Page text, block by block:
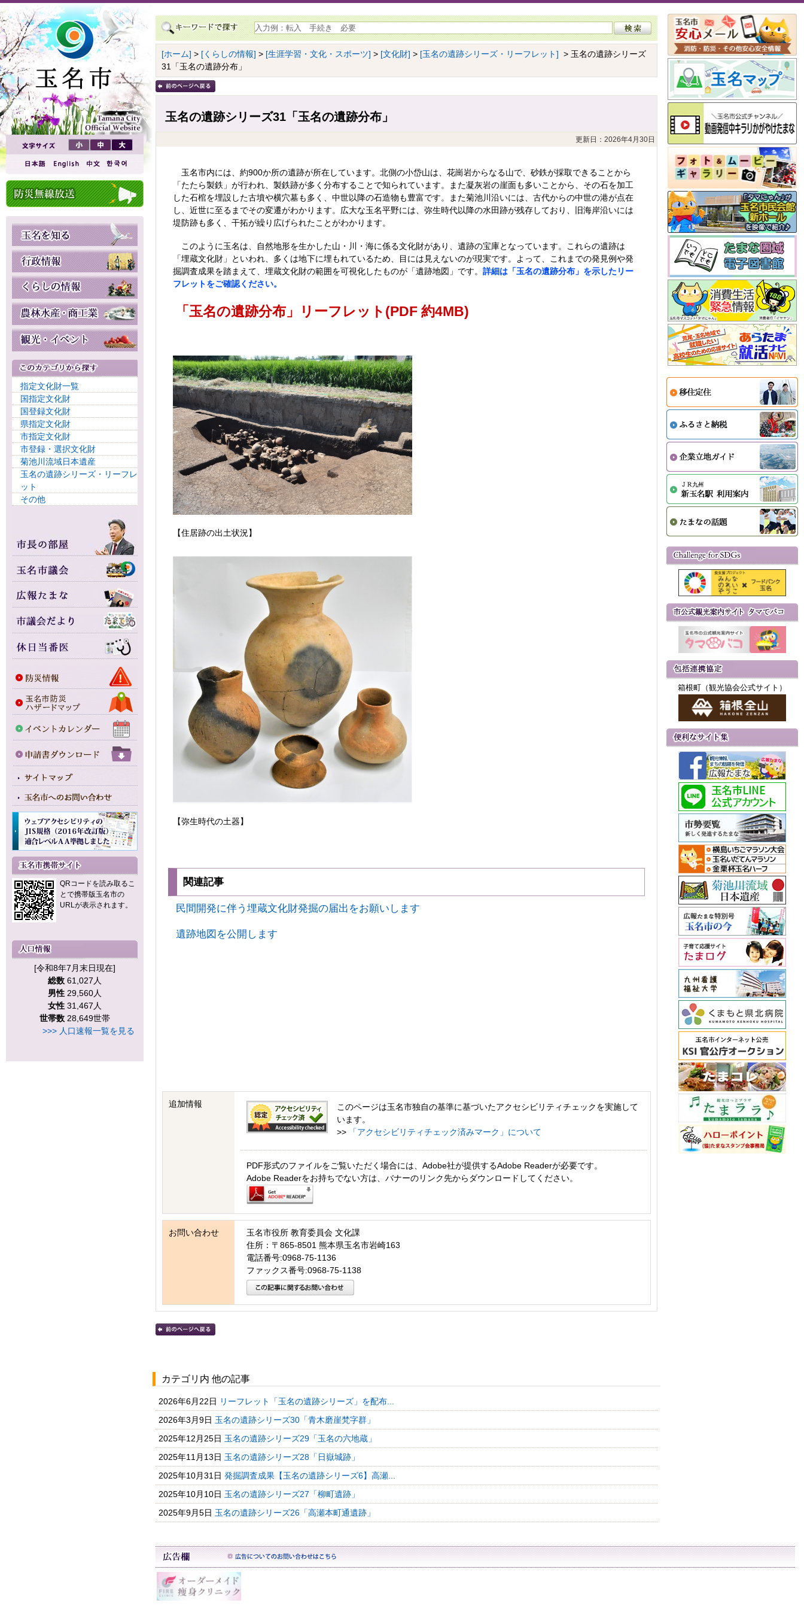
指定文化財一覧
国指定文化財
国登録文化財
県指定文化財
市指定文化財
市登録・選択文化財
菊池川流域日本遺産
玉名の遺跡シリーズ・リーフレ
ット
その他
QRコードを読み取るこ
とで携帯版玉名市の
URLが表示されます。
[令和8年7月末日現在]
総数 61,027人
男性 29,560人
女性 31,467人
世帯数 28,649世帯
>>> 人口速報一覧を見る
[ホーム] > [くらしの情報] > [生涯学習・文化・スポーツ] > [文化財] > [玉名の遺跡シリーズ・リーフレット] > 玉名の遺跡シリーズ
31「玉名の遺跡分布」
玉名の遺跡シリーズ31「玉名の遺跡分布」
更新日：2026年4月30日
玉名市内には、約900か所の遺跡が所在しています。北側の小岱山は、花崗岩からなる山で、砂鉄が採取できることから
「たたら製鉄」が行われ、製鉄跡が多く分布することで知られています。また凝灰岩の崖面も多いことから、その石を加工
した石棺を埋設した古墳や横穴墓も多く、中世以降の石造物も豊富です。また菊池川沿いには、古代からの中世の港が点在
し、近世に至るまでその変遷がわかります。広大な玉名平野には、弥生時代以降の水田跡が残存しており、旧海岸沿いには
堤防跡も多く、干拓が繰り広げられたことがわかります。
このように玉名は、自然地形を生かした山・川・海に係る文化財があり、遺跡の宝庫となっています。これらの遺跡は
「埋蔵文化財」といわれ、多くは地下に埋もれているため、目には見えないのが現実です。よって、これまでの発見例や発
掘調査成果を踏まえて、埋蔵文化財の範囲を可視化したものが「遺跡地図」です。 詳細は「玉名の遺跡分布」を示したリー
フレットをご確認ください。
「玉名の遺跡分布」リーフレット(PDF 約4MB)
【住居跡の出土状況】
【弥生時代の土器】
関連記事
民間開発に伴う埋蔵文化財発掘の届出をお願いします
遺跡地図を公開します
追加情報
このページは玉名市独自の基準に基づいたアクセシビリティチェックを実施して
います。
>>
「アクセシビリティチェック済みマーク」について
PDF形式のファイルをご覧いただく場合には、Adobe社が提供するAdobe Readerが必要です。
Adobe Readerをお持ちでない方は、バナーのリンク先からダウンロードしてください。
お問い合わせ
玉名市役所 教育委員会 文化課
住所：〒865-8501 熊本県玉名市岩崎163
電話番号:0968-75-1136
ファックス番号:0968-75-1138
カテゴリ内 他の記事
2026年6月22日 リーフレット「玉名の遺跡シリーズ」を配布...
2026年3月9日 玉名の遺跡シリーズ30「青木磨崖梵字群」
2025年12月25日 玉名の遺跡シリーズ29「玉名の六地蔵」
2025年11月13日 玉名の遺跡シリーズ28「日嶽城跡」
2025年10月31日 発掘調査成果【玉名の遺跡シリーズ6】高瀬...
2025年10月10日 玉名の遺跡シリーズ27「柳町遺跡」
2025年9月5日 玉名の遺跡シリーズ26「高瀬本町通遺跡」
箱根町（観光協会公式サイト）